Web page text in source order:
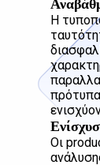
Η
Οι